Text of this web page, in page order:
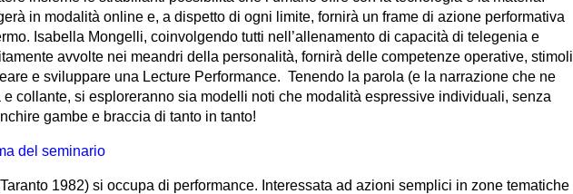
in modalità online e, a dispetto di ogni limite, fornirà un frame di azione performativa
Isabella Mongelli, coinvolgendo tutti nell’allenamento di capacità di telegenia e
avvolte nei meandri della personalità, fornirà delle competenze operative, stimoli
e sviluppare una Lecture Performance. Tenendo la parola (e la narrazione che ne
collante, si esploreranno sia modelli noti che modalità espressive individuali, senza
gambe e braccia di tanto in tanto!
del seminario
1982) si occupa di performance. Interessata ad azioni semplici in zone tematiche